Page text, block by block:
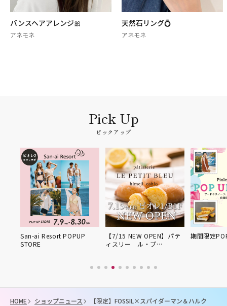
バンスヘアアレンジ🎀
アネモネ
天然石リング💍
アネモネ
ピックアップ
San-ai Resort POPUP
STORE
【7/15 NEW OPEN】パテ
ィスリー ル・プ…
期間限定
HOME ショップニュース 【限定】FOSSIL×スパイダーマン＆ハルク